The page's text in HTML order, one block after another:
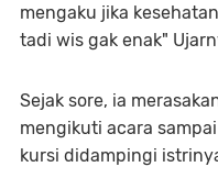
mengaku jika
tadi wis gak enak"
Sejak sore, ia
mengikuti acara
kursi didampingi